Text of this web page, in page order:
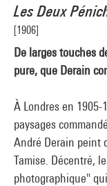
Les Deux
[1906]
De larges touches
pure, que Derain
À Londres en
paysages
André Derain peint
Tamise. Décentré,
photographique"
Diffusion image :